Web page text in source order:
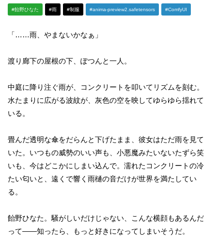
#飴野ひなた #雨 #制服 #anima-preview2.safetensors #ComfyUI
「……雨、やまないかなぁ」
渡り廊下の屋根の下、ぽつんと一人。
中庭に降り注ぐ雨が、コンクリートを叩いてリズムを刻む。
水たまりに広がる波紋が、灰色の空を映してゆらゆら揺れて
いる。
畳んだ透明な傘をだらんと下げたまま、彼女はただ雨を見て
いた。いつもの威勢のいい声も、小悪魔みたいないたずら笑
いも、今はどこかにしまい込んで。濡れたコンクリートの冷
たい匂いと、遠くで響く雨樋の音だけが世界を満たしてい
る。
飴野ひなた。騒がしいだけじゃない、こんな横顔もあるんだ
って——知ったら、もっと好きになってしまいそうだ。